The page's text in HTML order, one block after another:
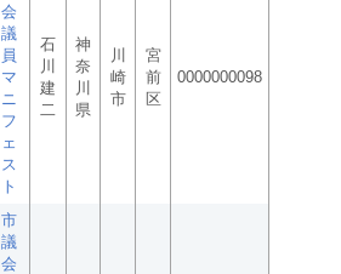
会
議
員
マ
ニ
フ
ェ
ス
ト
石
川
建
二
神
奈
川
県
川
崎
市
宮
前
区
0000000098
市
議
会